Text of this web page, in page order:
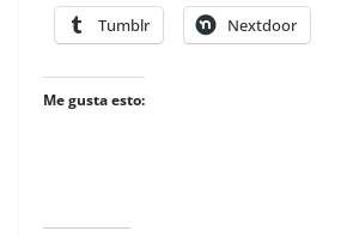
Tumblr Nextdoor
Me gusta esto: